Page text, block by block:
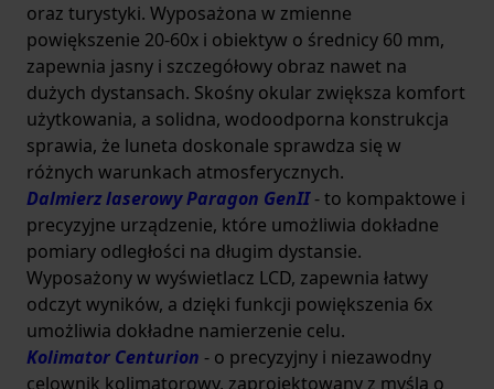
oraz turystyki. Wyposażona w zmienne
powiększenie 20-60x i obiektyw o średnicy 60 mm,
zapewnia jasny i szczegółowy obraz nawet na
dużych dystansach. Skośny okular zwiększa komfort
użytkowania, a solidna, wodoodporna konstrukcja
sprawia, że luneta doskonale sprawdza się w
różnych warunkach atmosferycznych.
Dalmierz laserowy Paragon GenII- to kompaktowe i
precyzyjne urządzenie, które umożliwia dokładne
pomiary odległości na długim dystansie.
Wyposażony w wyświetlacz LCD, zapewnia łatwy
odczyt wyników, a dzięki funkcji powiększenia 6x
umożliwia dokładne namierzenie celu.
Kolimator Centurion - o precyzyjny i niezawodny
celownik kolimatorowy, zaprojektowany z myślą o